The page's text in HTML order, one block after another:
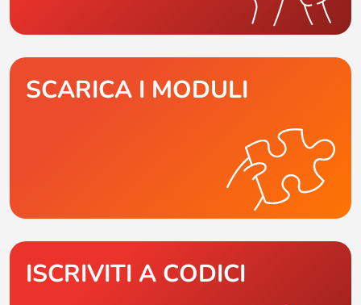
SCARICA I MODULI
ISCRIVITI A CODICI